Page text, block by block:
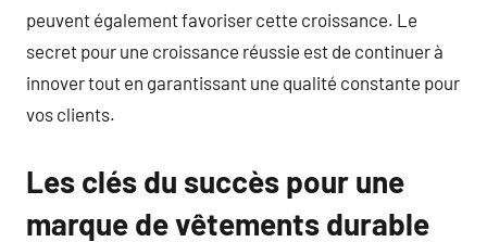
peuvent également favoriser cette croissance. Le
secret pour une croissance réussie est de continuer à
innover tout en garantissant une qualité constante pour
vos clients.
Les clés du succès pour une
marque de vêtements durable